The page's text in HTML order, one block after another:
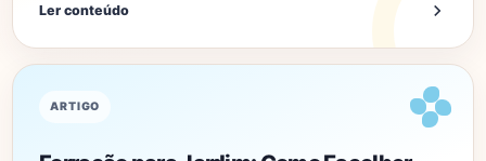
Ler conteúdo
ARTIGO